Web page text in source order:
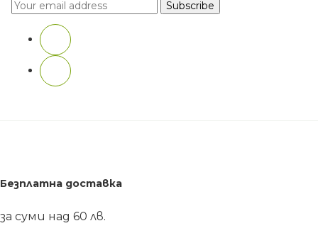
Безплатна доставка
за суми над 60 лв.